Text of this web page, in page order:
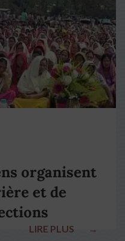
organisent
et de
LIRE PLUS →